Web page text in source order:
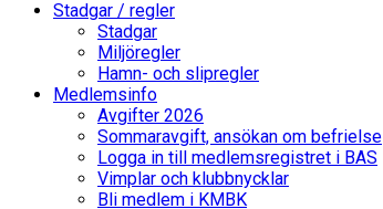
Stadgar / regler
Stadgar
Miljöregler
Hamn- och slipregler
Medlemsinfo
Avgifter 2026
Sommaravgift, ansökan om befrielse
Logga in till medlemsregistret i BAS
Vimplar och klubbnycklar
Bli medlem i KMBK